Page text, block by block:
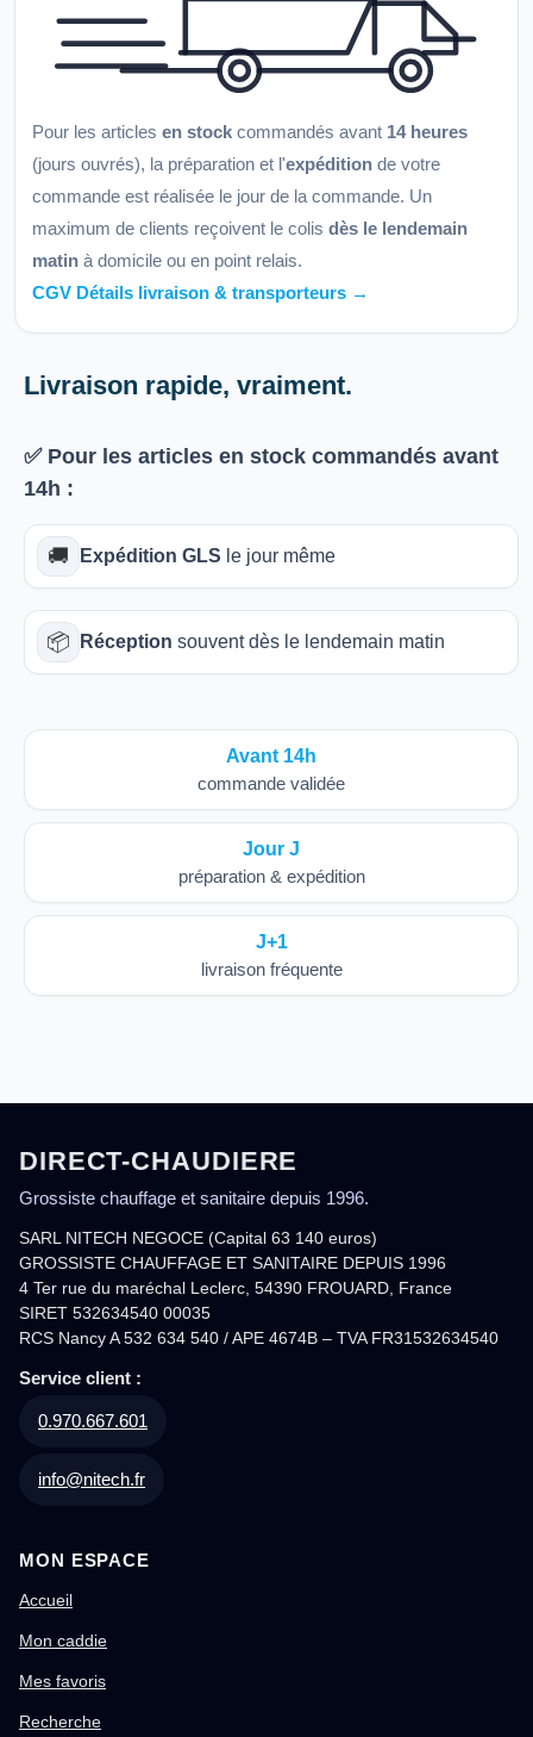
Pour les articles en stock commandés avant 14 heures
(jours ouvrés), la préparation et l'expédition de votre
commande est réalisée le jour de la commande. Un
maximum de clients reçoivent le colis dès le lendemain
matin à domicile ou en point relais.
CGV Détails livraison & transporteurs →
Livraison rapide, vraiment.
✅ Pour les articles en stock commandés avant
14h :
🚚 Expédition GLS le jour même
📦 Réception souvent dès le lendemain matin
Avant 14h
commande validée
Jour J
préparation & expédition
J+1
livraison fréquente
DIRECT-CHAUDIERE
Grossiste chauffage et sanitaire depuis 1996.
SARL NITECH NEGOCE (Capital 63 140 euros)
GROSSISTE CHAUFFAGE ET SANITAIRE DEPUIS 1996
4 Ter rue du maréchal Leclerc, 54390 FROUARD, France
SIRET 532634540 00035
RCS Nancy A 532 634 540 / APE 4674B – TVA FR31532634540
Service client :
0.970.667.601
info@nitech.fr
MON ESPACE
Accueil
Mon caddie
Mes favoris
Recherche